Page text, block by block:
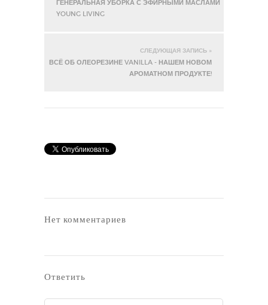
ГЕНЕРАЛЬНАЯ УБОРКА С ЭФИРНЫМИ МАСЛАМИ
YOUNG LIVING
СЛЕДУЮЩАЯ ЗАПИСЬ »
ВСЁ ОБ ОЛЕОРЕЗИНЕ VANILLA - НАШЕМ НОВОМ
АРОМАТНОМ ПРОДУКТЕ!
Нет комментариев
Ответить